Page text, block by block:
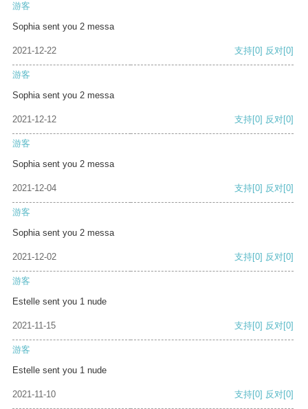
游客
Sophia sent you 2 messa
2021-12-22 支持[0] 反对[0]
游客
Sophia sent you 2 messa
2021-12-12 支持[0] 反对[0]
游客
Sophia sent you 2 messa
2021-12-04 支持[0] 反对[0]
游客
Sophia sent you 2 messa
2021-12-02 支持[0] 反对[0]
游客
Estelle sent you 1 nude
2021-11-15 支持[0] 反对[0]
游客
Estelle sent you 1 nude
2021-11-10 支持[0] 反对[0]